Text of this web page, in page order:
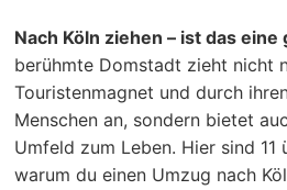
Nach Köln ziehen – ist das eine
berühmte Domstadt zieht nicht
Touristenmagnet und durch
Menschen an, sondern bietet
Umfeld zum Leben. Hier sind 11
warum du einen Umzug nach